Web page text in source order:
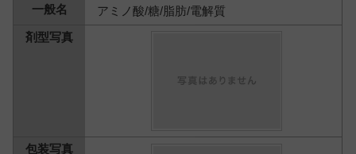
アミノ酸/糖/脂肪/電解質